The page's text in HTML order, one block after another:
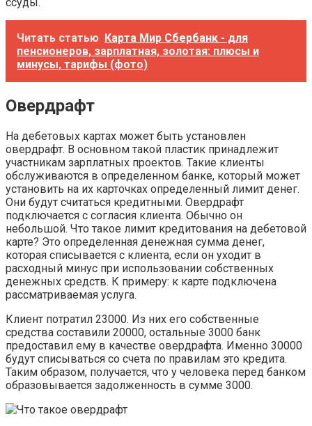
Читать статью Карта Мир Сбербанк - для
пенсионеров, зарплатная, золотая: плюсы и
минусы, тарифы (фото)
Овердрафт
На дебетовых картах может быть установлен
овердрафт. В основном такой пластик принадлежит
участникам зарплатных проектов. Такие клиенты
обслуживаются в определенном банке, который может
установить на их карточках определенный лимит денег.
Они будут считаться кредитными. Овердрафт
подключается с согласия клиента. Обычно он
небольшой. Что такое лимит кредитования на дебетовой
карте? Это определенная денежная сумма денег,
которая списывается с клиента, если он уходит в
расходный минус при использовании собственных
денежных средств. К примеру: к карте подключена
рассматриваемая услуга.
Клиент потратил 23000. Из них его собственные
средства составили 20000, остальные 3000 банк
предоставил ему в качестве овердрафта. Именно 30000
будут списываться со счета по правилам это кредита.
Таким образом, получается, что у человека перед банком
образовывается задолженность в сумме 3000.